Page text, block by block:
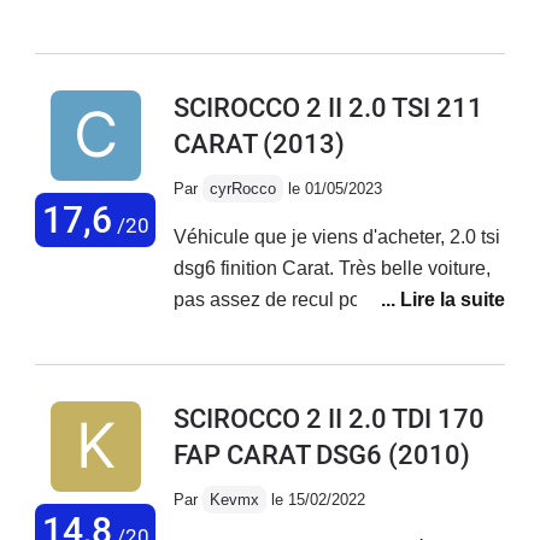
17,6 /20
SCIROCCO 2 II 2.0 TSI 211
CARAT(2013)
Par cyrRocco le 01/05/2023
Véhicule que je viens d'acheter, 2.0 tsi
dsg6 finition Carat. Très belle voiture,
pas assez de recul pour le moment, je
keyless qui fonctionnait quand il en
des contacts et remontage. Ça
fonctionne nickel maintenant. Je
14,8
SCIROCCO 2 II 2.0 TDI 170
FAP CARAT DSG6 (2010)
Par Kevmx le 15/02/2022